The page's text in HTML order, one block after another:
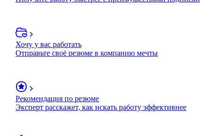
Хочу у вас работать
Отправьте своё резюме в компанию мечты
Рекомендация по резюме
Эксперт расскажет, как искать работу эффективнее